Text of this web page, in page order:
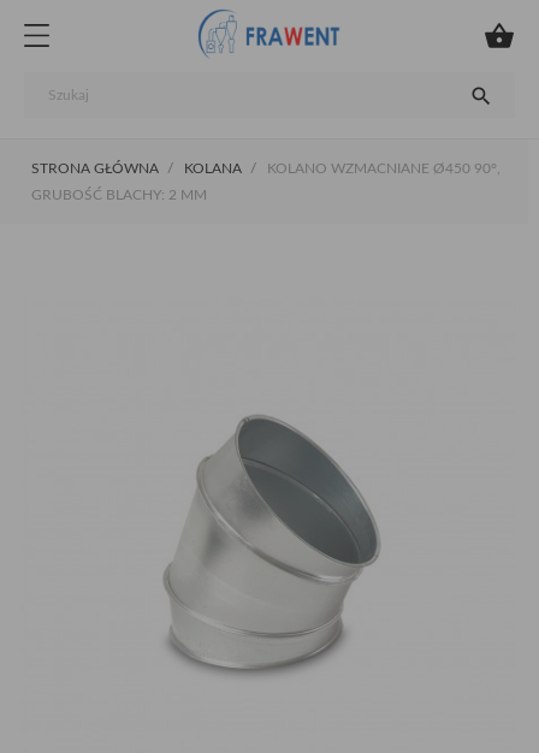


STRONA GŁÓWNA KOLANA
KOLANO WZMACNIANE Ø450 90°,
GRUBOŚĆ BLACHY: 2 MM